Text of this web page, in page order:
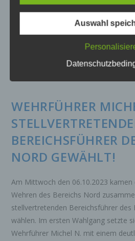
unserem Ehrenmal auf dem
mit Andy Grote, Präses der Behörde
und Jan Peters,…
EHRUNG
UNSERER
KAMERADEN
WEHRFÜHRER
BEREICHSFÜHRER
NORD GEWÄHLT!
Am Mittwoch den 06.10.2023
Wehren des Bereichs Nord
stellvertretenden Bereichsführer des
wählen. Im ersten Wahlgang setzte
Wehrführer Michel N. mit einem
sicherzustellen. Dennoch
Datenübertragungen
Sicherheitslücken aufweisen,
Schutz nicht gewährleistet
frei, personenbezogene Daten
uns zu übermitteln.
Begriffsbestimmungen
Die Datenschutzerklärung
Begrifflichkeiten, die durch den
Richtlinien- und
verwendet wurden. Unsere
unsere Kunden und
gewährleisten, möchten wir
Begrifflichkeiten erläutern.
Wir verwenden in dieser
Auswahl